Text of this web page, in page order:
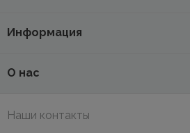
Информация
О нас
Наши контакты